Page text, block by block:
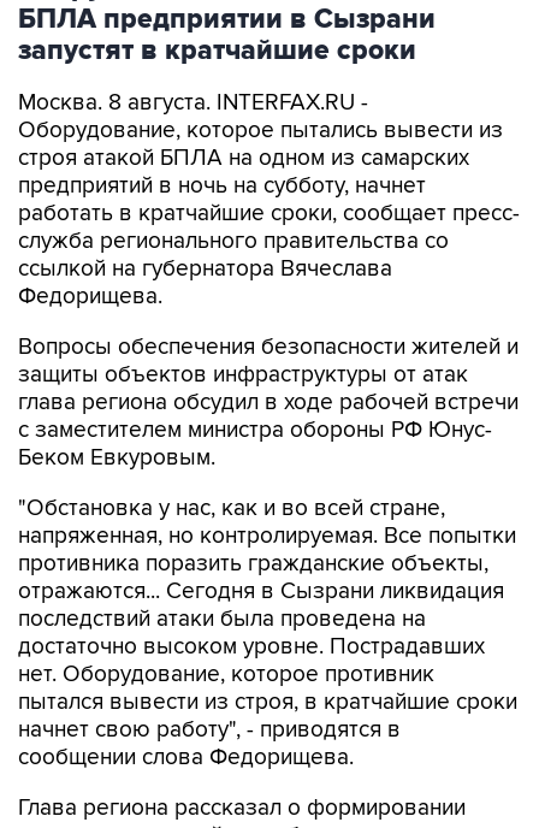
Москва. 8 августа. INTERFAX.RU -
строя атакой БПЛА на одном из самарских
предприятий в ночь на субботу, начнет
работать в кратчайшие сроки, сообщает пресс-
служба регионального правительства со
ссылкой на губернатора Вячеслава
Федорищева.
Вопросы обеспечения безопасности жителей и
глава региона обсудил в ходе рабочей встречи
с заместителем министра обороны РФ Юнус-
Беком Евкуровым.
"Обстановка у нас, как и во всей стране,
противника поразить гражданские объекты,
отражаются... Сегодня в Сызрани ликвидация
последствий атаки была проведена на
достаточно высоком уровне. Пострадавших
нет. Оборудование, которое противник
пытался вывести из строя, в кратчайшие сроки
начнет свою работу", - приводятся в
сообщении слова Федорищева.
Глава региона рассказал о формировании
системам "БАРС".